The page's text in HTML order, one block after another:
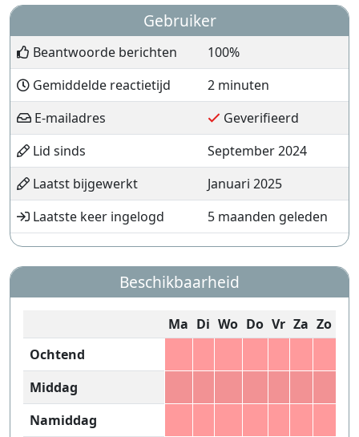
Gebruiker
Beantwoorde berichten
100%
Gemiddelde reactietijd
2 minuten
E-mailadres
Geverifieerd
Lid sinds
September 2024
Laatst bijgewerkt
Januari 2025
Laatste keer ingelogd
5 maanden geleden
Beschikbaarheid
Ma Di Wo Do Vr Za Zo
Ochtend
Middag
Namiddag